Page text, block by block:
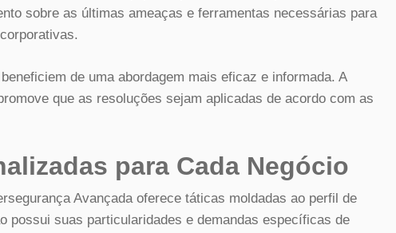
sobre as últimas ameaças e ferramentas necessárias para
de uma abordagem mais eficaz e informada. A
que as resoluções sejam aplicadas de acordo com as
para Cada Negócio
Avançada oferece táticas moldadas ao perfil de
possui suas particularidades e demandas específicas de